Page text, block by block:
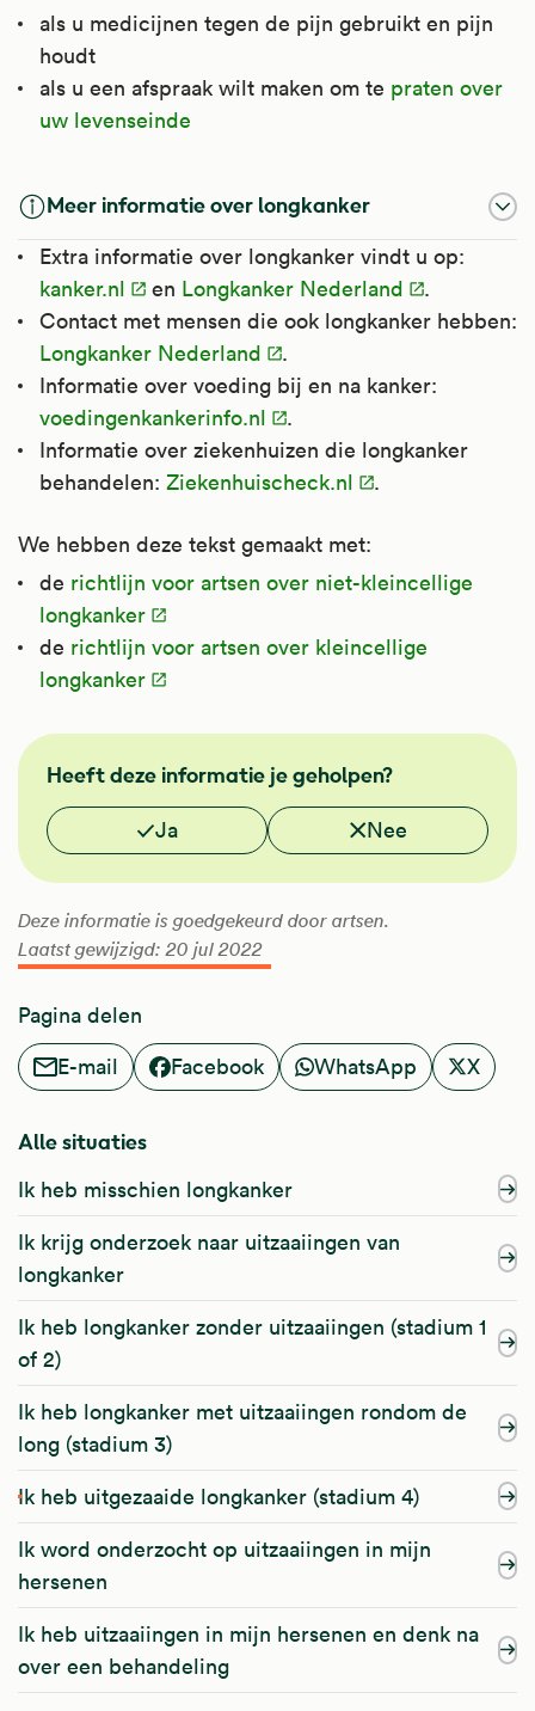
als u medicijnen tegen de pijn gebruikt en pijn
houdt
als u een afspraak wilt maken om te praten over
uw levenseinde
Meer informatie over longkanker
Extra informatie over longkanker vindt u op:
kanker.nl
en Longkanker Nederland
.
Contact met mensen die ook longkanker hebben:
Longkanker Nederland
.
Informatie over voeding bij en na kanker:
voedingenkankerinfo.nl
.
Informatie over ziekenhuizen die longkanker
behandelen: Ziekenhuischeck.nl .
We hebben deze tekst gemaakt met:
de richtlijn voor artsen over niet-kleincellige
longkanker
de richtlijn voor artsen over kleincellige
longkanker
FMS
Heeft deze informatie je geholpen?
Vond je deze informatie nuttig?
Ja Nee
Deze informatie is goedgekeurd door artsen.
Laatst gewijzigd: 20 jul 2022
Pagina delen
E-mail
Facebook WhatsApp X
Alle situaties
Ik heb misschien longkanker
Ik krijg onderzoek naar uitzaaiingen van
longkanker
Ik heb longkanker zonder uitzaaiingen (stadium 1
of 2)
Ik heb longkanker met uitzaaiingen rondom de
long (stadium 3)
Ik heb uitgezaaide longkanker (stadium 4)
Ik word onderzocht op uitzaaiingen in mijn
hersenen
Ik heb uitzaaiingen in mijn hersenen en denk na
over een behandeling